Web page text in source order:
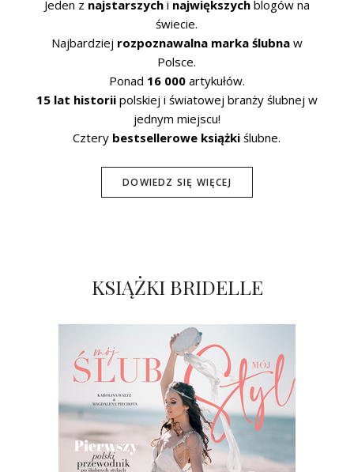
Jeden z najstarszychi największychblogów na
świecie.
Najbardziej rozpoznawalna marka ślubnaw
Polsce.
Ponad 16 000artykułów.
15 lat historiipolskiej i światowej branży ślubnej w
jednym miejscu!
Cztery bestsellerowe książki ślubne.
DOWIEDZ SIĘ WIĘCEJ
KSIĄŻKI BRIDELLE